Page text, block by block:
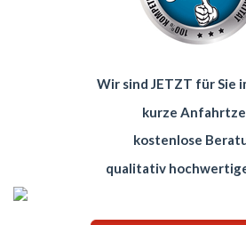
Wir sind JETZT für Sie
kurze
kostenlose
qualitativ